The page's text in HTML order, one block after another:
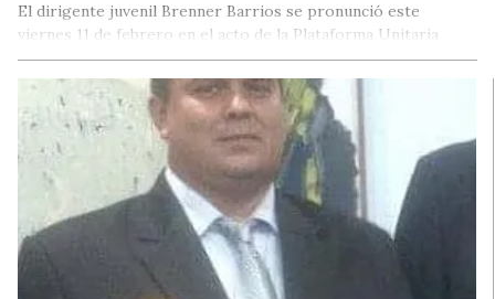
El dirigente juvenil Brenner Barrios se pronunció este
viernes 11 de febrero en el acto de la Plataforma Unitaria
donde…